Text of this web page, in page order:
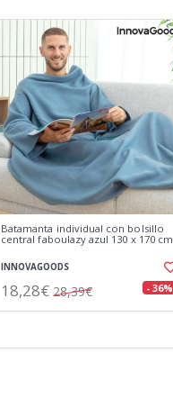
Batamanta individual con bolsillo
central faboulazy azul 130 x 170 cm
INNOVAGOODS
18,28€ 28,39€ - 36%